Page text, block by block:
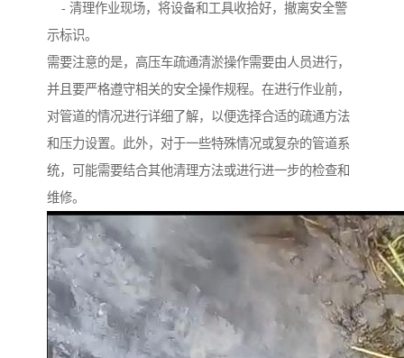
- 清理作业现场，将设备和工具收拾好，撤离安全警
示标识。
需要注意的是，高压车疏通清淤操作需要由人员进行，
并且要严格遵守相关的安全操作规程。在进行作业前，
对管道的情况进行详细了解，以便选择合适的疏通方法
和压力设置。此外，对于一些特殊情况或复杂的管道系
统，可能需要结合其他清理方法或进行进一步的检查和
维修。